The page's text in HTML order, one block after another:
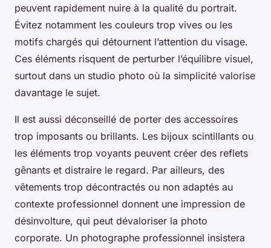
peuvent rapidement nuire à la qualité du portrait.
Évitez notamment les couleurs trop vives ou les
motifs chargés qui détournent l’attention du visage.
Ces éléments risquent de perturber l’équilibre visuel,
surtout dans un studio photo où la simplicité valorise
davantage le sujet.
Il est aussi déconseillé de porter des accessoires
trop imposants ou brillants. Les bijoux scintillants ou
les éléments trop voyants peuvent créer des reflets
gênants et distraire le regard. Par ailleurs, des
vêtements trop décontractés ou non adaptés au
contexte professionnel donnent une impression de
désinvolture, qui peut dévaloriser la photo
corporate. Un photographe professionnel insistera